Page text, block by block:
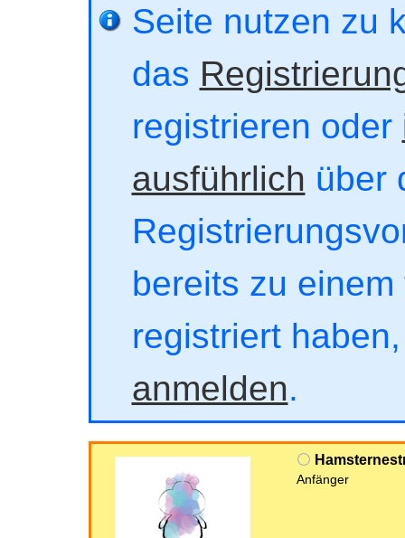
Seite nutzen zu
das
registrieren oder
ausführlich über
bereits zu
registriert
anmelden.
Anfänger